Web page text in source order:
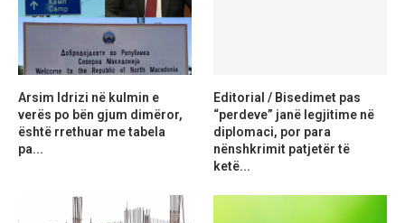
Arsim Idrizi në kulmin e
verës po bën gjum dimëror,
është rrethuar me tabela
pa...
Editorial / Bisedimet pas
“perdeve” janë legjitime në
diplomaci, por para
nënshkrimit patjetër të
ketë...